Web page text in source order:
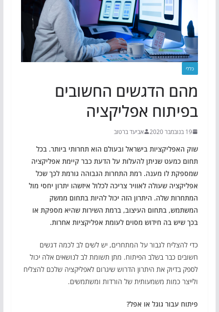
כללי
מהם הדגשים החשובים
בפיתוח אפליקציה
19 בנובמבר 2020 אביעד ברטוב
שוק האפליקציות בישראל ובעולם הוא תחרותי ביותר. בכל
תחום כמעט שניתן להעלות על הדעת כבר קיימת אפליקציה
שמספקת לו מענה. רמת התחרות הגבוהה גורמת לכך שכל
אפליקציה שעולה לאוויר צריכה לכלול איזשהו יתרון יחסי מול
המתחרות שלה. היתרון הזה יכול להיות בתחום ממשק
המשתמש, בתחום העיצוב, ברמת השירות שהיא מספקת או
בכך שיש בה חידוש מסוים לעומת אפליקציות אחרות.
כדי להצליח לגבור על המתחרים, יש לשים לב לכמה דגשים
חשובים כבר בשלב הפיתוח. מתן תשומת לב לנושאים אלה יכול
לספק בדיוק את היתרון הדרוש שיגרום לאפליקציה שלכם להצליח
ולייצר כמות משמעותית של הורדות ומשתמשים.
פיתוח עבור גוגל או אפל?